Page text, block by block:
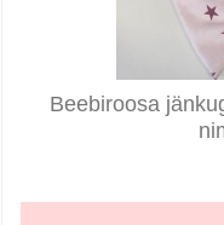
Beebiroosa